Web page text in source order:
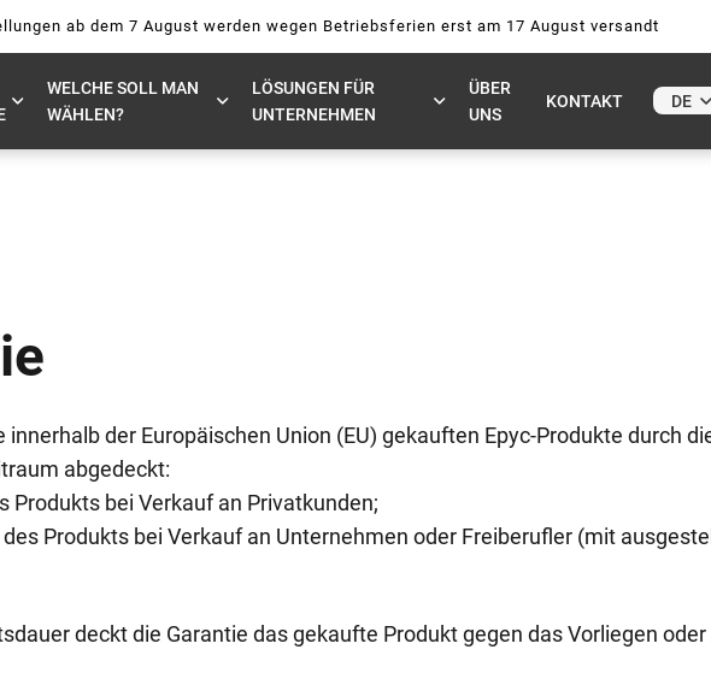
ab dem 7 August werden wegen Betriebsferien erst am 17 August versandt
WELCHE SOLL MAN
WÄHLEN?
LÖSUNGEN FÜR
UNTERNEHMEN
ÜBER
UNS
KONTAKT
der Europäischen Union (EU) gekauften Epyc-Produkte durch
abgedeckt:
Produkts bei Verkauf an Privatkunden;
Produkts bei Verkauf an Unternehmen oder Freiberufler (mit
deckt die Garantie das gekaufte Produkt gegen das Vorliegen